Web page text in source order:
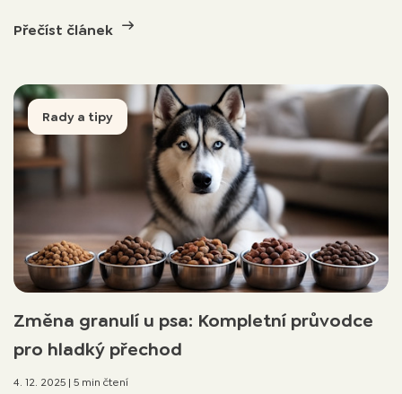
Přečíst článek
Rady a tipy
Změna granulí u psa: Kompletní průvodce
pro hladký přechod
4. 12. 2025 | 5 min čtení